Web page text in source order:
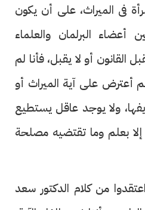
فى الميراث، على أن يكون
البرلمان والعلماء
القانون أو لا يقبل، فأنا لم
أعترض على آية الميراث أو
ولا يوجد عاقل يستطيع
بعلم وما تقتضيه مصلحة
من كلام الدكتور سعد